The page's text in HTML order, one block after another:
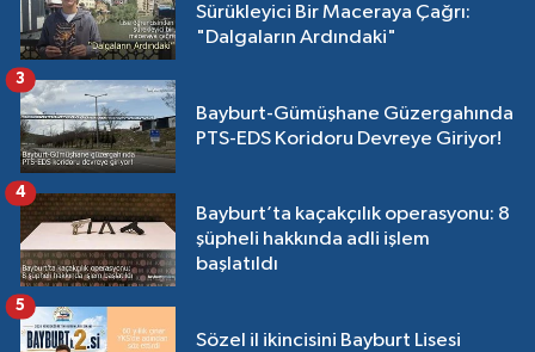
Sürükleyici Bir Maceraya Çağrı:
"Dalgaların Ardındaki"
Bayburt-Gümüşhane Güzergahında
PTS-EDS Koridoru Devreye Giriyor!
3
Bayburt’ta kaçakçılık operasyonu: 8
şüpheli hakkında adli işlem
başlatıldı
4
Sözel il ikincisini Bayburt Lisesi
5